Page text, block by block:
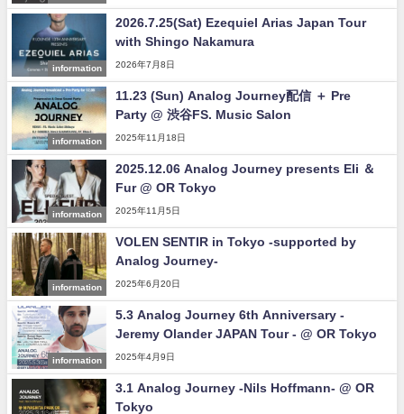
information
2026.7.25(Sat) Ezequiel Arias Japan Tour
with Shingo Nakamura
2026年7月8日
information
11.23 (Sun) Analog Journey配信 ＋ Pre
Party @ 渋谷FS. Music Salon
2025年11月18日
information
2025.12.06 Analog Journey presents Eli ＆
Fur @ OR Tokyo
2025年11月5日
information
VOLEN SENTIR in Tokyo -supported by
Analog Journey-
2025年6月20日
information
5.3 Analog Journey 6th Anniversary -
Jeremy Olander JAPAN Tour - @ OR Tokyo
2025年4月9日
3.1 Analog Journey -Nils Hoffmann- @ OR
Tokyo